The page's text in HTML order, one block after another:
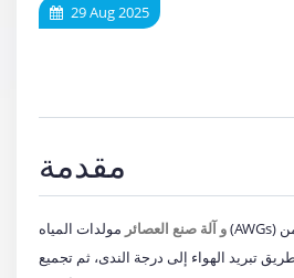
29 Aug 2025
مقدمة
وآلة صنع العصائر مولدات المياه (AWGs) هي أجهزة تجمع المياه من
تبريد الهواء إلى درجة الندى، ثم تجميع